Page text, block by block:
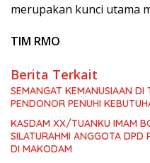
merupakan kunci utama
TIM RMO
Berita Terkait
SEMANGAT KEMANUSIAAN
KASDAM XX/TUANKU IMAM
SILATURAHMI ANGGOTA DPD
DI MAKODAM